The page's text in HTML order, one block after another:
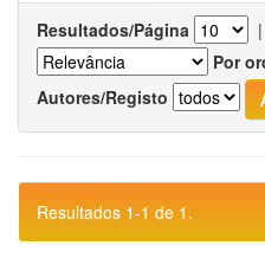
Resultados/Página |
Por
Autores/Registo
Resultados 1-1 de 1.